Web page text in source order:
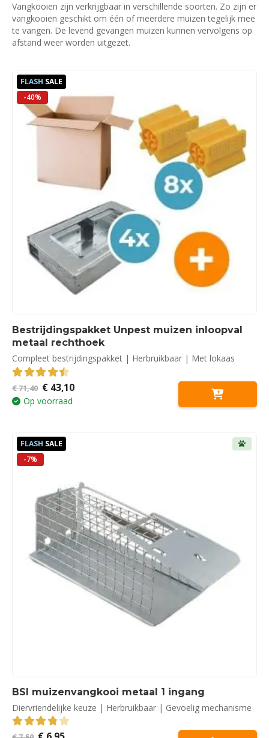
Vangkooien zijn verkrijgbaar in verschillende soorten. Zo zijn er
vangkooien geschikt om één of meerdere muizen tegelijk mee
te vangen. De levend gevangen muizen kunnen vervolgens op
afstand weer worden uitgezet.
FLASH SALE
-40%
Bestrijdingspakket Unpest muizen inloopval
metaal rechthoek
Compleet bestrijdingspakket | Herbruikbaar | Met lokaas
4.50 out of 5
€71,40 Oorspronkelijke
prijs
was:
€43,10Huidige
prijs
Op voorraad
FLASH SALE
-7%
BSI muizenvangkooi metaal 1 ingang
Diervriendelijke keuze | Herbruikbaar | Gevoelig mechanisme
3.88 out of 5